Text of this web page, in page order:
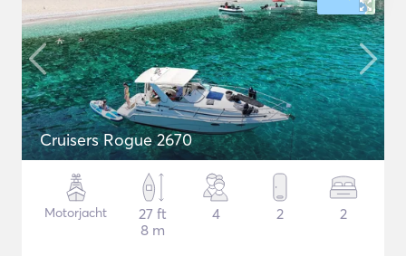
Cruisers Rogue 2670
Motorjacht
27 ft
8 m
4 2 2